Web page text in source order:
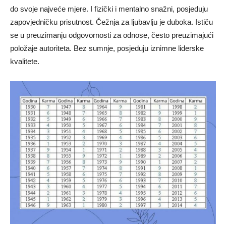
do svoje najveće mjere. I fizički i mentalno snažni, posjeduju
zapovjedničku prisutnost. Čežnja za ljubavlju je duboka. Ističu
se u preuzimanju odgovornosti za odnose, često preuzimajući
položaje autoriteta. Bez sumnje, posjeduju iznimne liderske
kvalitete.